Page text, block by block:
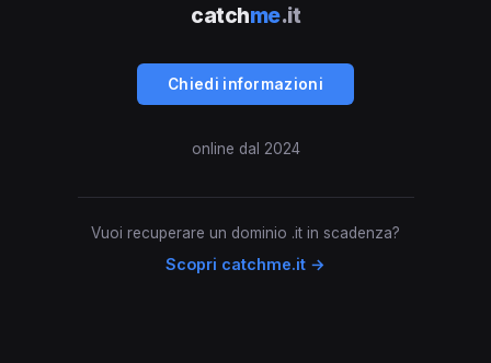
catchme.it
Chiedi informazioni
online dal 2024
Vuoi recuperare un dominio .it in scadenza?
Scopri catchme.it →